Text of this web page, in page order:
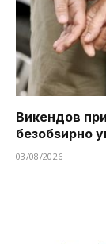
Викендов
безобѕирно
03/08/2026